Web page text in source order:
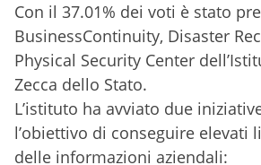
Con il 37.01% dei voti è stato
BusinessContinuity, Disaster
Physical Security Center
Zecca dello Stato.
L’istituto ha avviato due
l’obiettivo di conseguire elevati
delle informazioni aziendali: